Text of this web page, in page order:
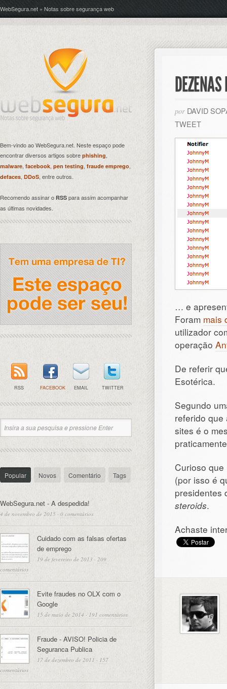
WebSegura.net » Notas sobre segurança web
por DAVID
TWEET
… e
Foram mais
utilizador
operação
De referir
Esotérica.
Segundo
referido que
sites é o
Curioso que
(por isso é
presidentes
steroids.
Achaste
Bem-vindo ao WebSegura.net. Neste espaço pode
encontrar diversos artigos sobre phishing,
malware, facebook, pen testing fraude emprego,
defaces, DDoS, entre outros.
Recomendo assinar o RSS para assim acompanhar
as últimas novidades.
RSS FACEBOOK EMAIL TWITTER
Popular Novos Comentário Tags
WebSegura.net - A despedida!
4 de novembro de 2015 · 0 comentários
Cuidado com as falsas ofertas
de emprego
19 de fevereiro de 2013 · 209
comentários
Evite fraudes no OLX com o
Google
15 de maio de 2014 · 191 comentários
Fraude - AVISO! Policia de
Seguranca Publica
17 de dezembro de 2011 · 157
comentários